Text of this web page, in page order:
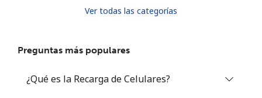
Ver todas las categorías
Preguntas más populares
¿Qué es la Recarga de Celulares?